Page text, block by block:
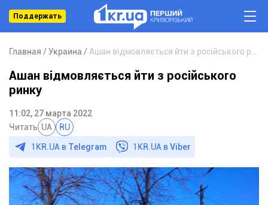
Поддержать
Главная Украина
Ашан відмовляється йти з російського
ринку
11:02, 27 марта 2022
Читать UA RU
1KR.UA в Telegram 1KR.UA вViber